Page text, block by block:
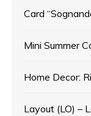
Card
Mini Summer
Home Decor:
Layout (LO) –